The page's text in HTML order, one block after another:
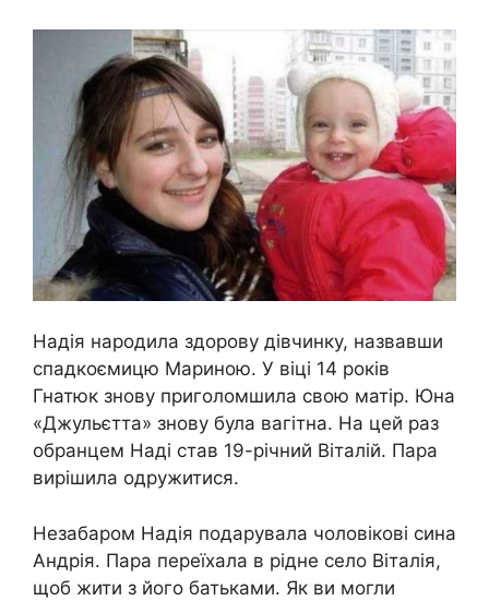
Надія народила здорову дівчинку, назвавши
спадкоємицю Мариною. У віці 14 років
Гнатюк знову приголомшила свою матір. Юна
«Джульєтта» знову була вагітна. На цей раз
обранцем Наді став 19-річний Віталій. Пара
вирішила одружитися.
Незабаром Надія подарувала чоловікові сина
Андрія. Пара переїхала в рідне село Віталія,
щоб жити з його батьками. Як ви могли